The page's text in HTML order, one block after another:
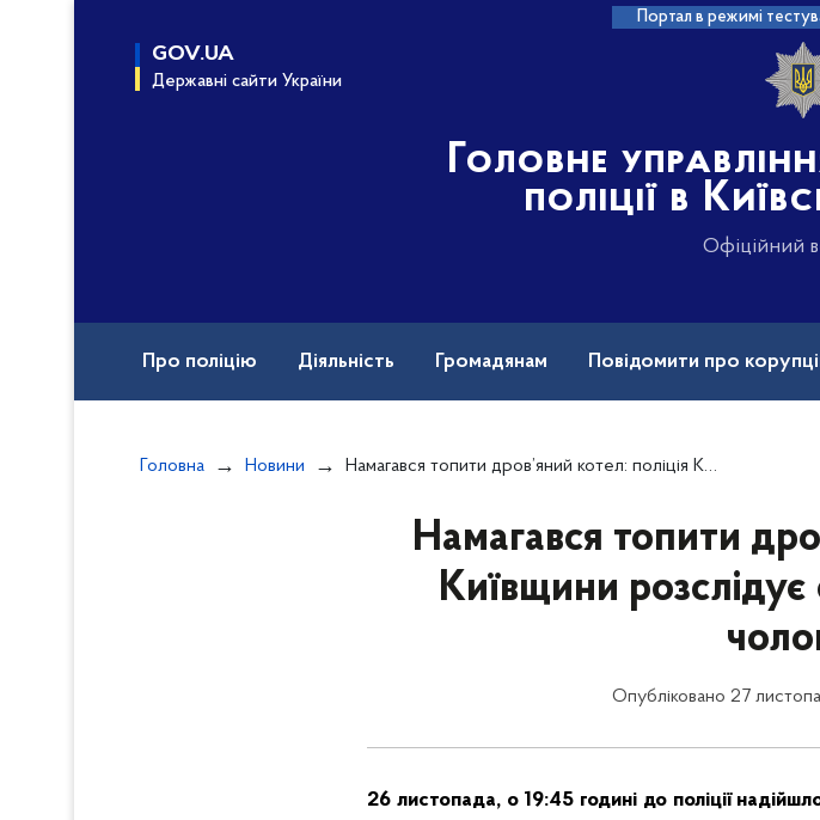
Портал в режимі
GOV.UA
Державні сайти України
Головне
поліції в
Офіційний
Про поліцію Діяльність Громадянам Повідомити про
Головна Новини Намагався топити дров’яний котел: поліція Київщини розслідує обставини загибелі чоловіка
Намагався топити
Київщини розслідує
Опубліковано 27
26 листопада, о 19:45 годині до поліції